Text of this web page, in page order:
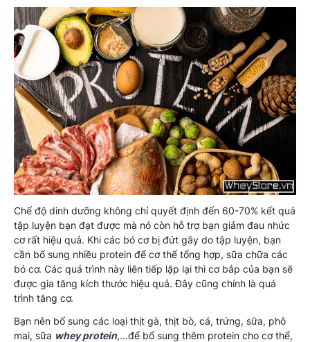
Chế độ dinh dưỡng không chỉ quyết định đến 60-70% kết quả
tập luyện bạn đạt được mà nó còn hỗ trợ bạn giảm đau nhức
cơ rất hiệu quả. Khi các bó cơ bị đứt gãy do tập luyện, bạn
cần bổ sung nhiều protein để cơ thể tổng hợp, sữa chữa các
bó cơ. Các quá trình này liên tiếp lặp lại thì cơ bắp của bạn sẽ
được gia tăng kích thước hiệu quả. Đây cũng chính là quá
trình tăng cơ.
Bạn nên bổ sung các loại thịt gà, thịt bò, cá, trứng, sữa, phô
mai, sữa whey protein,…để bổ sung thêm protein cho cơ thể,